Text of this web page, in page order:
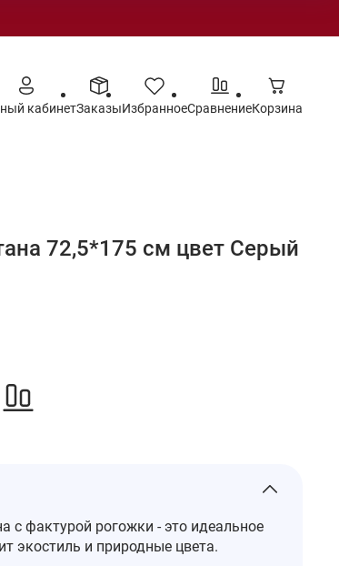
кабинетЗаказыИзбранноеСравнениеКорзина
72,5*175 см цвет Серый
с фактурой рогожки - это идеальное
экостиль и природные цвета.